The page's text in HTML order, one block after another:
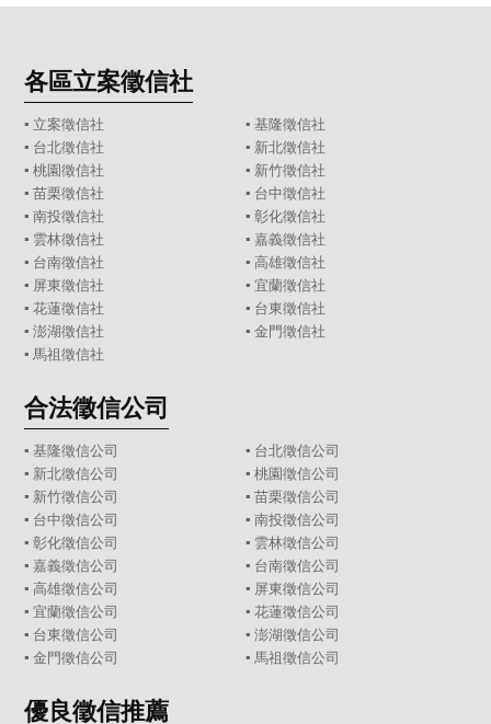
各區立案徵信社
▪ 立案徵信社 ▪ 基隆徵信社
▪ 台北徵信社 ▪ 新北徵信社
▪桃園徵信社 ▪ 新竹徵信社
▪苗栗徵信社 ▪ 台中徵信社
▪南投徵信社 ▪ 彰化徵信社
▪ 雲林徵信社 ▪ 嘉義徵信社
▪ 台南徵信社 ▪ 高雄徵信社
▪ 屏東徵信社 ▪ 宜蘭徵信社
▪花蓮徵信社 ▪ 台東徵信社
▪澎湖徵信社 ▪ 金門徵信社
▪ 馬祖徵信社
合法徵信公司
▪基隆徵信公司 ▪ 台北徵信公司
▪ 新北徵信公司 ▪ 桃園徵信公司
▪ 新竹徵信公司 ▪ 苗栗徵信公司
▪ 台中徵信公司 ▪ 南投徵信公司
▪彰化徵信公司 ▪ 雲林徵信公司
▪嘉義徵信公司 ▪ 台南徵信公司
▪高雄徵信公司 ▪ 屏東徵信公司
▪宜蘭徵信公司 ▪ 花蓮徵信公司
▪ 台東徵信公司 ▪ 澎湖徵信公司
▪金門徵信公司 ▪ 馬祖徵信公司
優良徵信推薦